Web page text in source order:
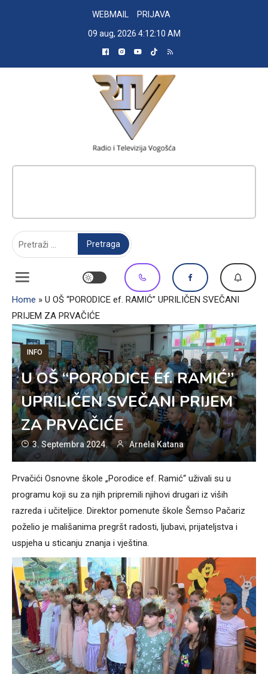
WEBMAIL
PRIJAVA
09 aug, 2026 4:12:11 AM
Home » U OŠ “PORODICE ef. RAMIĆ” UPRILIČEN SVEČANI
PRIJEM ZA PRVAČIĆE
INFO
U OŠ “PORODICE Ef. RAMIĆ”
UPRILIČEN SVEČANI PRIJEM
ZA PRVAČIĆE
3. Septembra 2024. Arnela Katana
Prvačići Osnovne škole „Porodice ef. Ramić“ uživali su u
programu koji su za njih pripremili njihovi drugari iz viših
razreda i učiteljice. Direktor pomenute škole Šemso Pačariz
poželio je mališanima pregršt radosti, ljubavi, prijateljstva i
uspjeha u sticanju znanja i vještina.